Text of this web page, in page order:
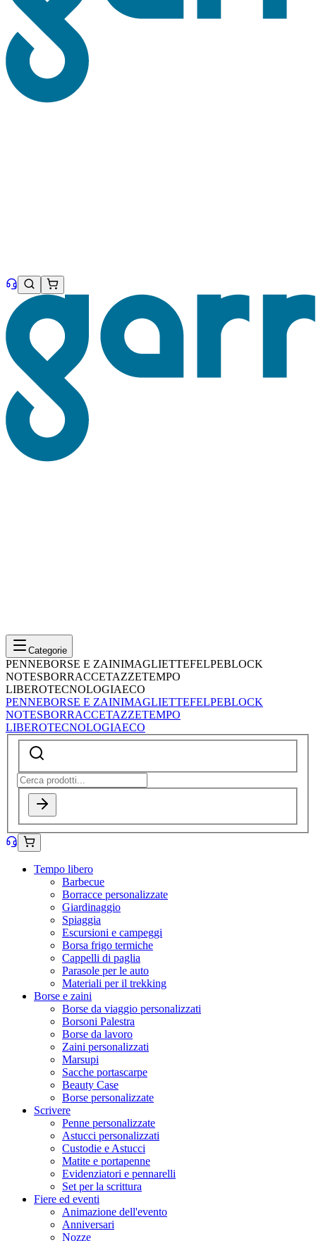
Categorie
PENNEBORSE E ZAINIMAGLIETTEFELPEBLOCK
NOTESBORRACCETAZZETEMPO
LIBEROTECNOLOGIAECO
PENNEBORSE E ZAINIMAGLIETTEFELPEBLOCK
NOTESBORRACCETAZZETEMPO
LIBEROTECNOLOGIAECO
Tempo libero
Barbecue
Borracce personalizzate
Giardinaggio
Spiaggia
Escursioni e campeggi
Borsa frigo termiche
Cappelli di paglia
Parasole per le auto
Materiali per il trekking
Borse e zaini
Borse da viaggio personalizzati
Borsoni Palestra
Borse da lavoro
Zaini personalizzati
Marsupi
Sacche portascarpe
Beauty Case
Borse personalizzate
Scrivere
Penne personalizzate
Astucci personalizzati
Custodie e Astucci
Matite e portapenne
Evidenziatori e pennarelli
Set per la scrittura
Fiere ed eventi
Animazione dell'evento
Anniversari
Nozze